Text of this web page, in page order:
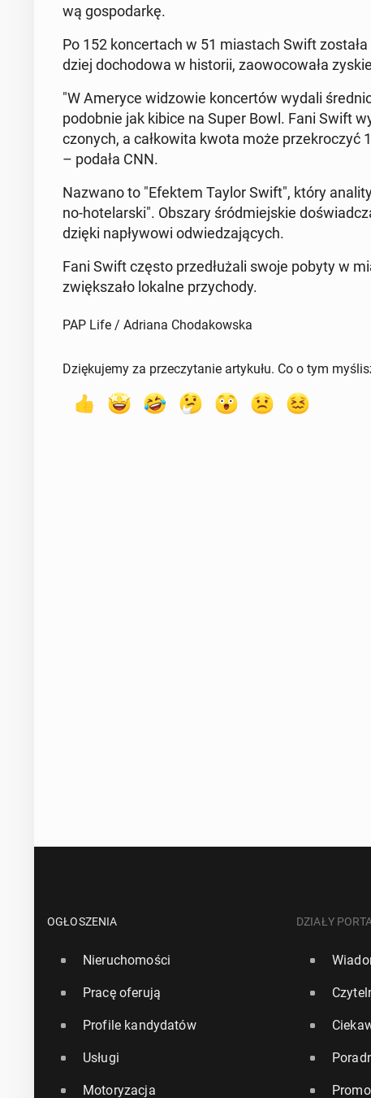
wą go­spo­dar­kę.
Po 152 kon­cer­tach w 51 mia­stach Swift
dziej do­cho­do­wa w hi­sto­rii, za­owo­co­wa­ła
"W Ameryce wi­dzo­wie kon­cer­tów wydali
po­dob­nie jak kibice na Super Bowl. Fani Swift
czo­nych, a cał­ko­wi­ta kwota może prze­kro­czyć
– podała CNN.
Nazwano to "Efektem Taylor Swift", który
no-ho­te­lar­ski". Obszary śród­miej­skie
dzięki na­pły­wo­wi od­wie­dza­ją­cych.
Fani Swift często prze­dłu­ża­li swoje pobyty w
zwięk­sza­ło lokalne przy­cho­dy.
PAP Life / Adriana Chodakowska
Dziękujemy za przeczytanie artykułu. Co o tym
OGŁOSZENIA
Nieruchomości
Pracę oferują
Profile kandydatów
Usługi
Motoryzacja
DZIAŁY